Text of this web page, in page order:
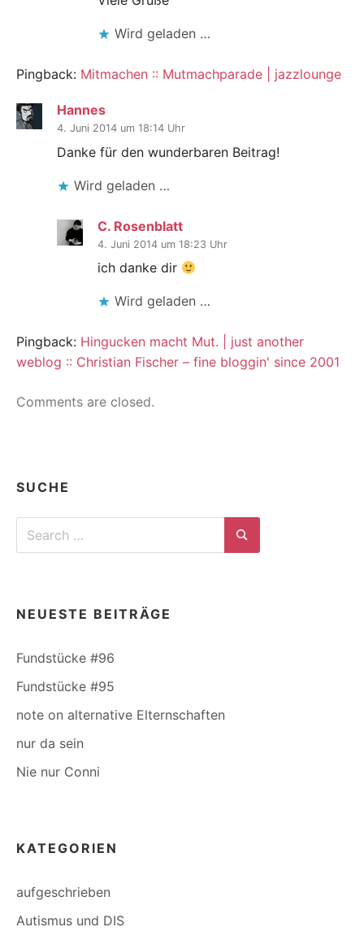
Wird geladen …
Pingback: Mitmachen :: Mutmachparade | jazzlounge
Hannes
4. Juni 2014 um 18:14 Uhr
Danke für den wunderbaren Beitrag!
Wird geladen …
C. Rosenblatt
4. Juni 2014 um 18:23 Uhr
ich danke dir
Wird geladen …
Pingback: Hingucken macht Mut. | just another
weblog :: Christian Fischer – fine bloggin' since 2001
Comments are closed.
SUCHE
Search
Search
NEUESTE BEITRÄGE
Fundstücke #96
Fundstücke #95
note on alternative Elternschaften
nur da sein
Nie nur Conni
KATEGORIEN
aufgeschrieben
Autismus und DIS